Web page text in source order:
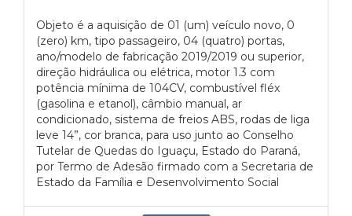
Objeto é a aquisição de 01 (um) veículo novo, 0
(zero) km, tipo passageiro, 04 (quatro) portas,
ano/modelo de fabricação 2019/2019 ou superior,
direção hidráulica ou elétrica, motor 1.3 com
potência mínima de 104CV, combustível fléx
(gasolina e etanol), câmbio manual, ar
condicionado, sistema de freios ABS, rodas de liga
leve 14”, cor branca, para uso junto ao Conselho
Tutelar de Quedas do Iguaçu, Estado do Paraná,
por Termo de Adesão firmado com a Secretaria de
Estado da Família e Desenvolvimento Social